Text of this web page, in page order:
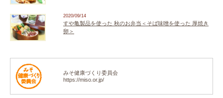
2020/09/14
すや亀製品を使った 秋のお弁当＜そば味噌を使った 厚焼き
卵＞
みそ健康づくり委員会
https://miso.or.jp/